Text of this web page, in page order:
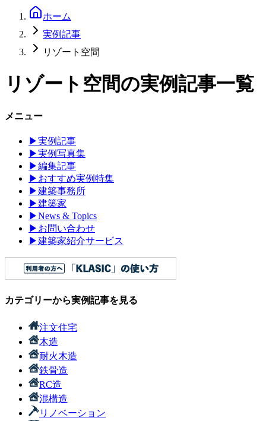
ホーム
実例記事
リゾート空間
リゾート空間の実例記事一覧
メニュー
▶実例記事
▶実例写真集
▶編集記事
▶ おすすめ実例特集
▶建築事務所
▶建築家
▶News & Topics
▶ お問い合わせ
▶建築家紹介サービス
カテゴリーから実例記事を見る
注文住宅
木造
耐火木造
鉄骨造
RC造
混構造
リノベーション